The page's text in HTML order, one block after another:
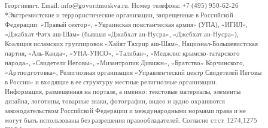
Георгиевич. Email: info@govoritmoskva.ru. Номер телефона: +7 (495) 950-62-26
*Экстремистские и террористические организации, запрещенные в Российской
Федерации: «Правый сектор», «Украинская повстанческая армия» (УПА), «ИГИЛ»,
«Джабхат Фатх аш-Шам» (бывшая «Джабхат ан-Нусра», «Джебхат ан-Нусра»),
Коалиция исламских группировок «Хайят Тахрир аш-Шам», Национал-Большевистская
партия, «Аль-Каида», «УНА-УНСО», «Талибан», «Меджлис крымско-татарского
народа», «Свидетели Иеговы», «Мизантропик Дивижн», «Братство» Корчинского,
«Артподготовка», Религиозная организация «Управленческий центр Свидетелей Иеговы
в России» и входящие в ее структуру местные религиозные организации.
Информация, размещенная на портале, а именно: текстовые материалы, элементы
дизайна, логотипы, товарные знаки, фотографии, видео и аудио охраняются
законодательством Российской Федерации и международными нормами права и не
могут быть использованы без разрешения правообладателей. Согласно ст.ст. 1274,1275